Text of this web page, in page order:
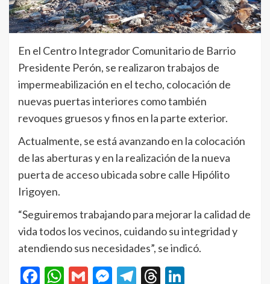
En el Centro Integrador Comunitario de Barrio
Presidente Perón, se realizaron trabajos de
impermeabilización en el techo, colocación de
nuevas puertas interiores como también
revoques gruesos y finos en la parte exterior.
Actualmente, se está avanzando en la colocación
de las aberturas y en la realización de la nueva
puerta de acceso ubicada sobre calle Hipólito
Irigoyen.
“Seguiremos trabajando para mejorar la calidad de
vida todos los vecinos, cuidando su integridad y
atendiendo sus necesidades”, se indicó.
Facebook
WhatsApp
GmailMessenger
Telegram
Threads